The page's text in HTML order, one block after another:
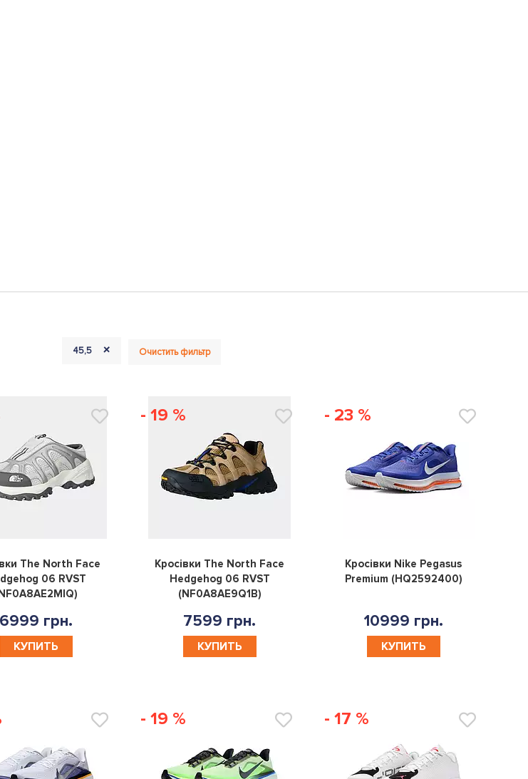
45,5 + Очистить фильтр
0
The North Face
06 RVST
6999 грн.
КУПИТЬ
- 19 %
0
Кросівки The North Face
Hedgehog 06 RVST
(NF0A8AE9Q1B)
7599 грн.
КУПИТЬ
- 23 %
Кросівки Nike Pegasus
Premium (HQ2592400)
10999 грн.
КУПИТЬ
- 19 % - 17 %